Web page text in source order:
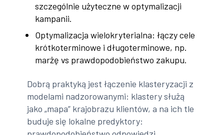
szczególnie użyteczne w optymalizacji
kampanii.
Optymalizacja wielokryterialna: łączy cele
krótkoterminowe i długoterminowe, np.
marżę vs prawdopodobieństwo zakupu.
Dobrą praktyką jest łączenie klasteryzacji z
modelami nadzorowanymi: klastery służą
jako „mapa” krajobrazu klientów, a na ich tle
buduje się lokalne predyktory: